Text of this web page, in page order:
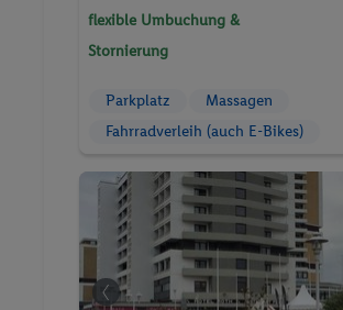
flexible Umbuchung &
Stornierung
Parkplatz
Massagen
Fahrradverleih (auch E-Bikes)